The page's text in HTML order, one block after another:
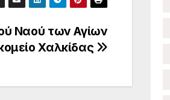
Ναού των Αγίων
Χαλκίδας